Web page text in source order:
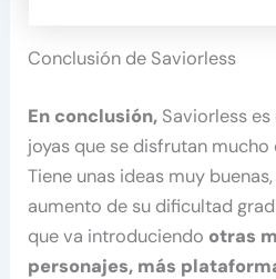
Conclusión de Saviorless
En conclusión, Saviorless
joyas que se disfrutan
Tiene unas ideas muy
aumento de su dificultad
que va introduciendo otras
personajes, más